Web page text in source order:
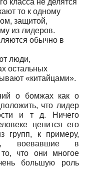
то к одному
защитой,
из лидеров.
обычно в
люди,
остальных
«китайцами».
о бомжах как о
что лидер
и т д. Ничего
ценится его
групп, к примеру,
воевавшие в
что они многое
большую роль